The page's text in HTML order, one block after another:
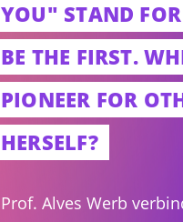
YOU" STAND
BE THE FIRST.
PIONEER FOR
HERSELF?
Prof. Alves Werb